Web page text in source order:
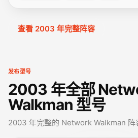
查看 2003 年完整阵容
发布型号
2003 年全部
Walkman 型号
2003 年完整的 Network Walkman 阵